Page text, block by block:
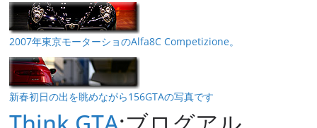
2007年東京モーターショのAlfa8C Competizione。
新春初日の出を眺めながら156GTAの写真です